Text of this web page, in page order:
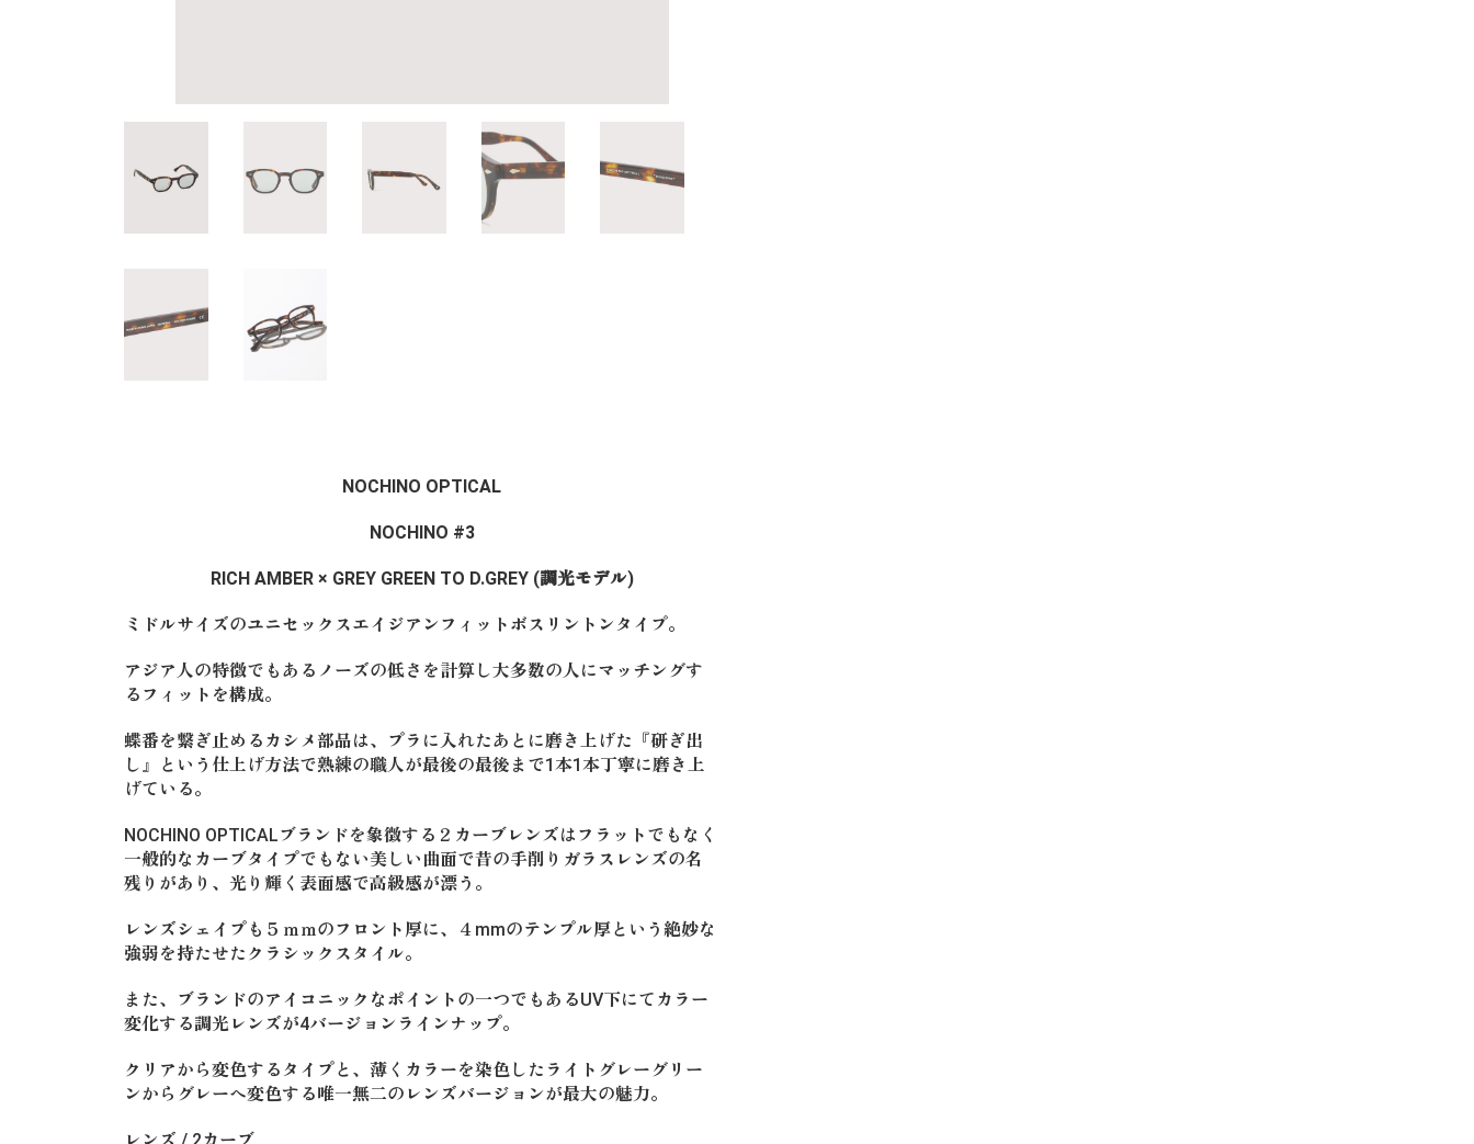
NOCHINO OPTICAL
NOCHINO #3
RICH AMBER × GREY GREEN TO D.GREY (調光モデル)
ミドルサイズのユニセックスエイジアンフィットボスリントンタイプ。
アジア人の特徴でもあるノーズの低さを計算し大多数の人にマッチングす
るフィットを構成。
蝶番を繋ぎ止めるカシメ部品は、プラに入れたあとに磨き上げた『研ぎ出
し』という仕上げ方法で熟練の職人が最後の最後まで1本1本丁寧に磨き上
げている。
NOCHINO OPTICALブランドを象徴する２カーブレンズはフラットでもなく
一般的なカーブタイプでもない美しい曲面で昔の手削りガラスレンズの名
残りがあり、光り輝く表面感で高級感が漂う。
レンズシェイプも５ｍｍのフロント厚に、４mmのテンプル厚という絶妙な
強弱を持たせたクラシックスタイル。
また、ブランドのアイコニックなポイントの一つでもあるUV下にてカラー
変化する調光レンズが4バージョンラインナップ。
クリアから変色するタイプと、薄くカラーを染色したライトグレーグリー
ンからグレーへ変色する唯一無二のレンズバージョンが最大の魅力。